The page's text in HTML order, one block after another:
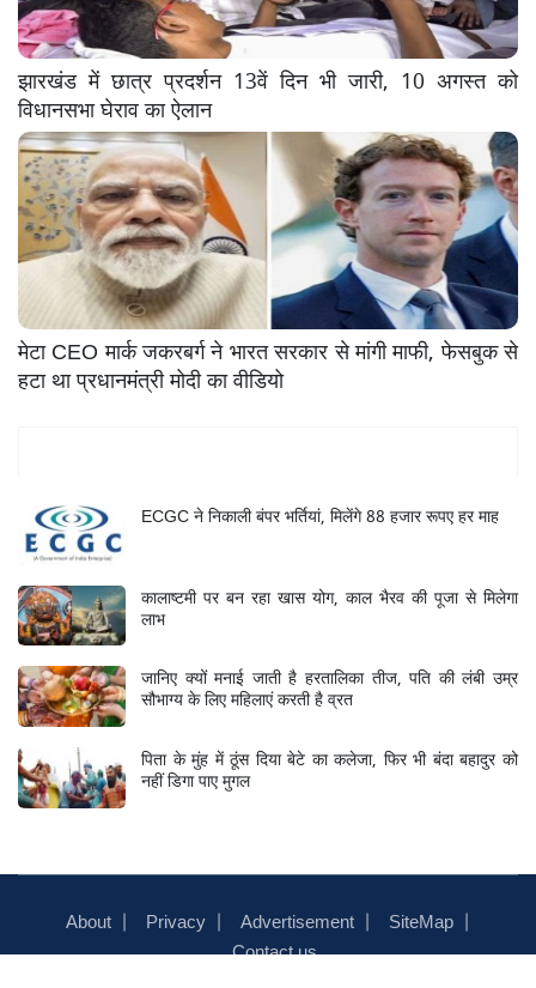
झारखंड में छात्र प्रदर्शन 13वें दिन भी जारी, 10 अगस्त को
विधानसभा घेराव का ऐलान
मेटा CEO मार्क जकरबर्ग ने भारत सरकार से मांगी माफी, फेसबुक से
हटा था प्रधानमंत्री मोदी का वीडियो
ECGC ने निकाली बंपर भर्तियां, मिलेंगे 88 हजार रूपए हर माह
कालाष्टमी पर बन रहा खास योग, काल भैरव की पूजा से मिलेगा
लाभ
जानिए क्यों मनाई जाती है हरतालिका तीज, पति की लंबी उम्र
सौभाग्य के लिए महिलाएं करती है व्रत
पिता के मुंह में ठूंस दिया बेटे का कलेजा, फिर भी बंदा बहादुर को
नहीं डिगा पाए मुगल
About Privacy Advertisement
SiteMap
Contact us